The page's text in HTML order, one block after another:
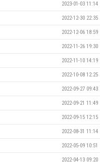
2023-01-03 11:14
2022-12-30 22:35
2022-12-06 18:59
2022-11-26 19:30
2022-11-10 14:19
2022-10-08 12:25
2022-09-27 09:43
2022-09-21 11:49
2022-09-15 12:15
2022-08-31 11:14
2022-05-09 10:51
2022-04-13 09:20